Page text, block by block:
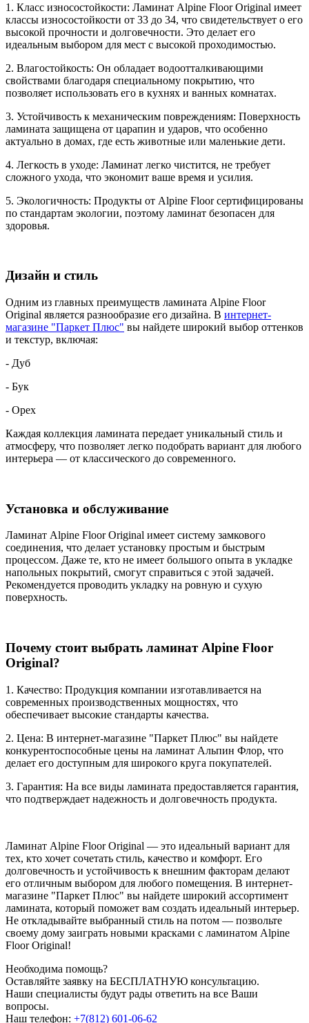
1. Класс износостойкости: Ламинат Alpine Floor Original имеет
классы износостойкости от 33 до 34, что свидетельствует о его
высокой прочности и долговечности. Это делает его
идеальным выбором для мест с высокой проходимостью.
2. Влагостойкость: Он обладает водоотталкивающими
свойствами благодаря специальному покрытию, что
позволяет использовать его в кухнях и ванных комнатах.
3. Устойчивость к механическим повреждениям: Поверхность
ламината защищена от царапин и ударов, что особенно
актуально в домах, где есть животные или маленькие дети.
4. Легкость в уходе: Ламинат легко чистится, не требует
сложного ухода, что экономит ваше время и усилия.
5. Экологичность: Продукты от Alpine Floor сертифицированы
по стандартам экологии, поэтому ламинат безопасен для
здоровья.
Дизайн и стиль
Одним из главных преимуществ ламината Alpine Floor
Original является разнообразие его дизайна. В интернет-
магазине "Паркет Плюс" вы найдете широкий выбор оттенков
и текстур, включая:
- Дуб
- Бук
- Орех
Каждая коллекция ламината передает уникальный стиль и
атмосферу, что позволяет легко подобрать вариант для любого
интерьера — от классического до современного.
Установка и обслуживание
Ламинат Alpine Floor Original имеет систему замкового
соединения, что делает установку простым и быстрым
процессом. Даже те, кто не имеет большого опыта в укладке
напольных покрытий, смогут справиться с этой задачей.
Рекомендуется проводить укладку на ровную и сухую
поверхность.
Почему стоит выбрать ламинат Alpine Floor
Original?
1. Качество: Продукция компании изготавливается на
современных производственных мощностях, что
обеспечивает высокие стандарты качества.
2. Цена: В интернет-магазине "Паркет Плюс" вы найдете
конкурентоспособные цены на ламинат Альпин Флор, что
делает его доступным для широкого круга покупателей.
3. Гарантия: На все виды ламината предоставляется гарантия,
что подтверждает надежность и долговечность продукта.
Ламинат Alpine Floor Original — это идеальный вариант для
тех, кто хочет сочетать стиль, качество и комфорт. Его
долговечность и устойчивость к внешним факторам делают
его отличным выбором для любого помещения. В интернет-
магазине "Паркет Плюс" вы найдете широкий ассортимент
ламината, который поможет вам создать идеальный интерьер.
Не откладывайте выбранный стиль на потом — позвольте
своему дому заиграть новыми красками с ламинатом Alpine
Floor Original!
Необходима помощь?
Оставляйте заявку на БЕСПЛАТНУЮ консультацию.
Наши специалисты будут рады ответить на все Ваши
вопросы.
Наш телефон: +7(812) 601-06-62